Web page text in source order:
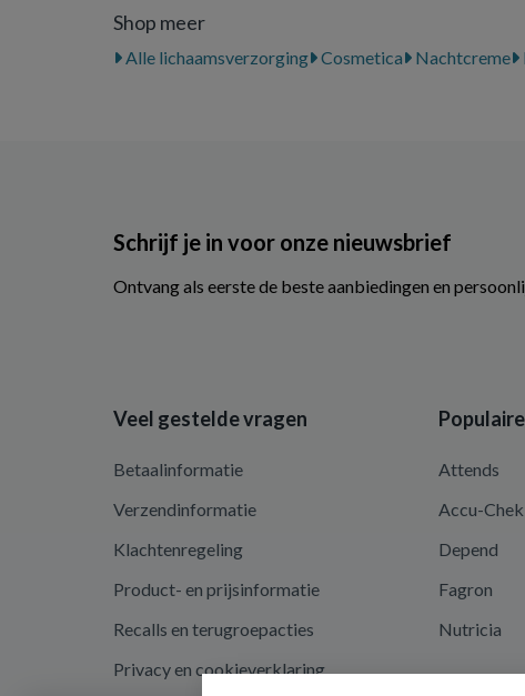
Shop meer
Alle lichaamsverzorging Cosmetica Nachtcreme
Schrijf je in voor onze nieuwsbrief
Ontvang als eerste de beste aanbiedingen en
Veel gestelde vragen
Betaalinformatie
Verzendinformatie
Klachtenregeling
Product- en prijsinformatie
Recalls en terugroepacties
Privacy en cookieverklaring
Attends
Accu-Chek
Depend
Fagron
Nutricia